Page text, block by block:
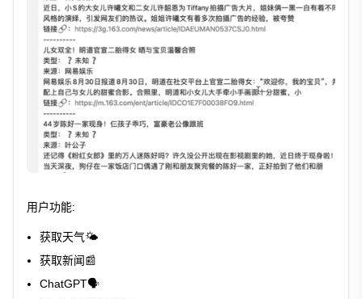
用户功能:
获取天气🌤️
获取新闻📰
ChatGPT🗣️